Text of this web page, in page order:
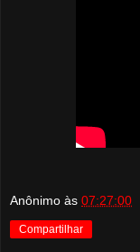
Anônimo às 07:27:00
Compartilhar